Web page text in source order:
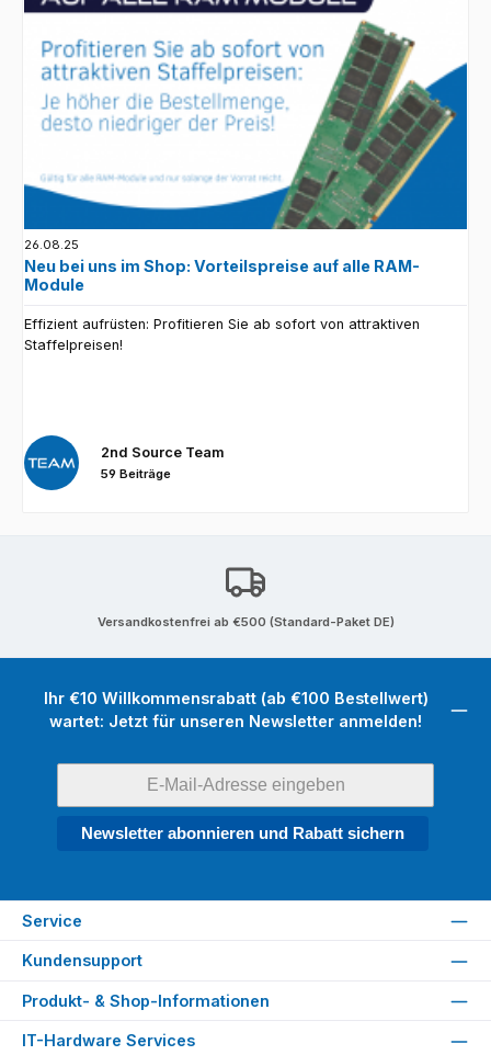
26.08.25
Neu bei uns im Shop: Vorteilspreise auf alle RAM-
Module
Effizient aufrüsten: Profitieren Sie ab sofort von attraktiven
Staffelpreisen!
2nd Source Team
59 Beiträge
Versandkostenfrei ab €500 (Standard-Paket DE)
Ihr €10 Willkommensrabatt (ab €100 Bestellwert)
wartet: Jetzt für unseren Newsletter anmelden!
Newsletter abonnieren und Rabatt sichern
Service
Kundensupport
Produkt- & Shop-Informationen
IT-Hardware Services